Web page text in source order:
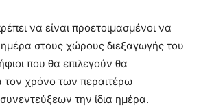
να είναι προετοιμασμένοι να
στους χώρους διεξαγωγής του
που θα επιλεγούν θα
τον χρόνο των περαιτέρω
την ίδια ημέρα.